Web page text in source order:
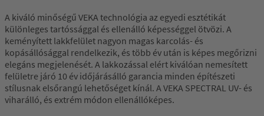
A kiváló minőségű VEKA technológia az egyedi esztétikát
különleges tartóssággal és ellenálló képességgel ötvözi. A
keményített lakkfelület nagyon magas karcolás- és
kopásállósággal rendelkezik, és több év után is képes megőrizni
elegáns megjelenését. A lakkozással elért kiválóan nemesített
felületre járó 10 év időjárásálló garancia minden építészeti
stílusnak elsőrangú lehetőséget kínál. A VEKA SPECTRAL UV- és
viharálló, és extrém módon ellenállóképes.